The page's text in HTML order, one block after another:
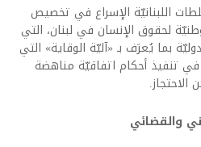
اللبنانيّة الإسراع في تخصيص
لحقوق الإنسان في لبنان، التي
بما يُعرَف بـ «آليّة الوقاية» التي
تنفيذ أحكام اتفاقيّة مناهضة
والقضائي